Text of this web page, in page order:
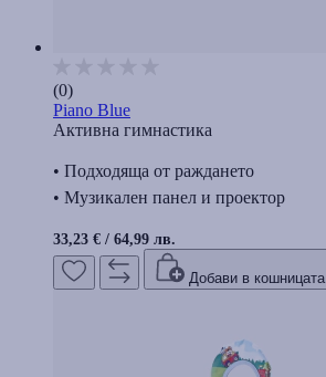
(0)
Piano Blue
Активна гимнастика
• Подходяща от раждането
• Музикален панел и проектор
33,23 € / 64,99 лв.
Добави в кошницата